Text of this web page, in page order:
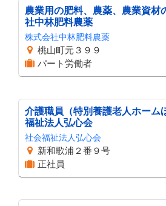
農業用の肥料、農薬、農業資材
社中林肥料農薬
株式会社中林肥料農薬
桃山町元３９９
パート労働者
介護職員（特別養護老人ホーム
福祉法人弘心会
社会福祉法人弘心会
新和歌浦２番９号
正社員